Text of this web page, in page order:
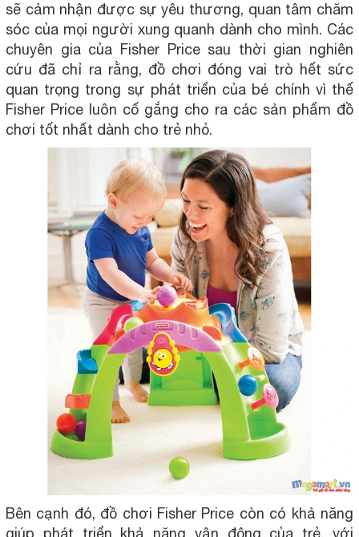
sẽ cảm nhận được sự yêu thương, quan tâm chăm
sóc của mọi người xung quanh dành cho mình. Các
chuyên gia của Fisher Price sau thời gian nghiên
cứu đã chỉ ra rằng, đồ chơi đóng vai trò hết sức
quan trọng trong sự phát triển của bé chính vì thế
Fisher Price luôn cố gắng cho ra các sản phẩm đồ
chơi tốt nhất dành cho trẻ nhỏ.
Bên cạnh đó, đồ chơi Fisher Price còn có khả năng